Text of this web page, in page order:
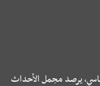
يرصد مجمل الأحداث